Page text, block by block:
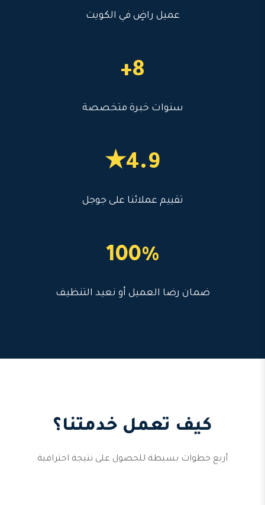
عميل راضٍ في الكويت
8+
سنوات خبرة متخصصة
4.9★
تقييم عملائنا على جوجل
100%
ضمان رضا العميل أو نعيد التنظيف
كيف تعمل خدمتنا؟
أربع خطوات بسيطة للحصول على نتيجة احترافية